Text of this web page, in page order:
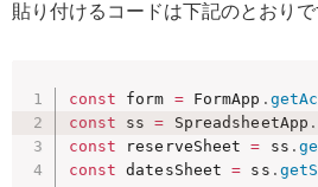
貼り付けるコードは下記のとおりで
const form = FormApp .
const ss = SpreadsheetApp .
const reserveSheet = ss .
const datesSheet = ss .